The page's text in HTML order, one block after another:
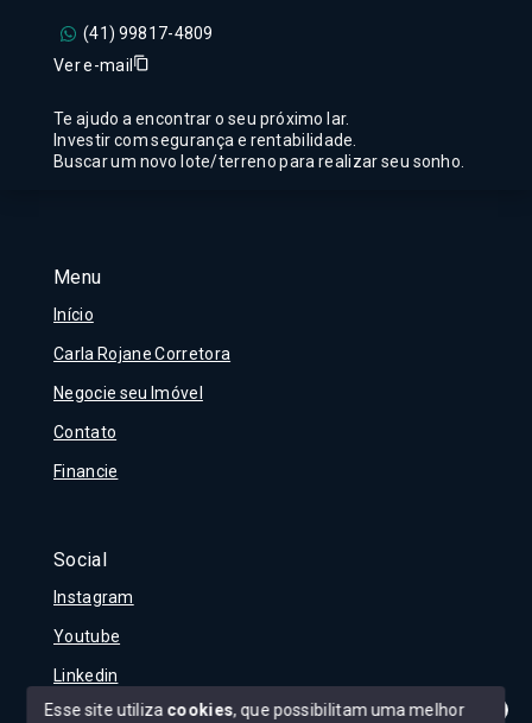
Menu
Início
Carla Rojane Corretora
Negocie seu Imóvel
Contato
Financie
Social
Instagram
Youtube
Linkedin
(41) 99817-4809
Ver e-mail
Te ajudo a encontrar o seu próximo lar.
Investir com segurança e rentabilidade.
Buscar um novo lote/terreno para realizar seu sonho.
Esse site utiliza cookies, que possibilitam uma melhor